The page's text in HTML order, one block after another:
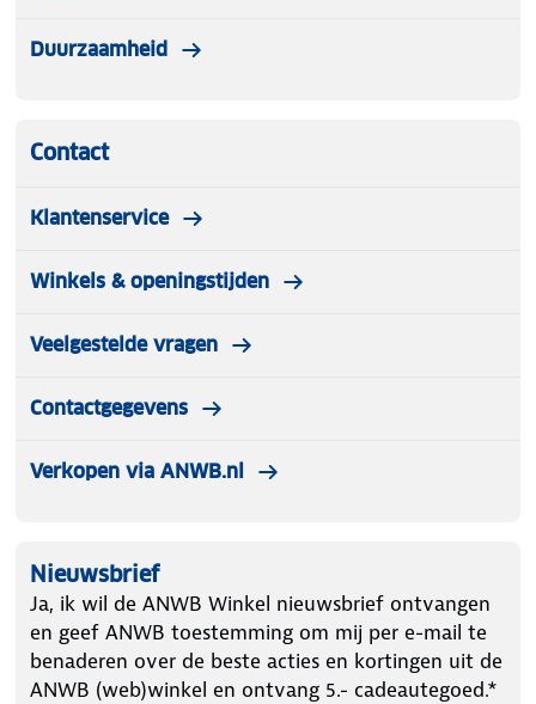
Duurzaamheid
Contact
Klantenservice
Winkels & openingstijden
Veelgestelde vragen
Contactgegevens
Verkopen via ANWB.nl
Nieuwsbrief
Ja, ik wil de ANWB Winkel nieuwsbrief ontvangen
en geef ANWB toestemming om mij per e-mail te
benaderen over de beste acties en kortingen uit de
ANWB (web)winkel en ontvang 5.- cadeautegoed.*